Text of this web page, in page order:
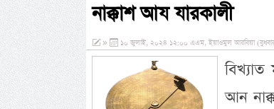
নাক্কাশ আয যারকালী
» ১০ জুলাই, ২০২৪ ১২:০০ এএম, ইয়াওমুল আরবিয়া
আন